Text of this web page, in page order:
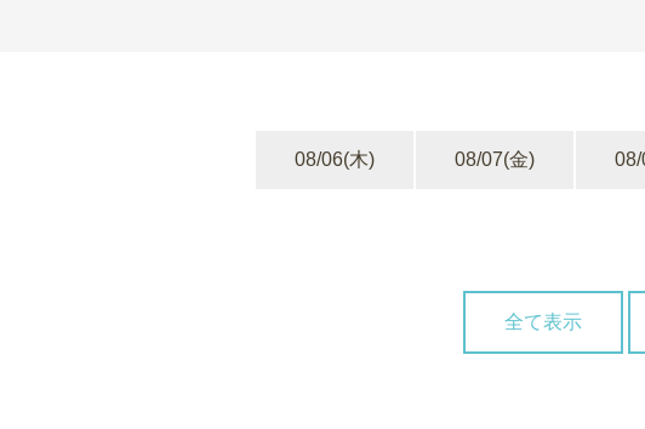
08/06(木) 08/07(金)
全て表示